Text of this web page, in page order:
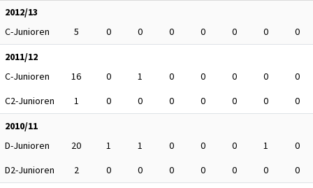
2012/13
C-Junioren
5 0 0 0 0 0 0
0
2011/12
C-Junioren
16 0 1 0 0 0 0
0
C2-Junioren
1 0 0 0 0 0 0
0
2010/11
D-Junioren
20 1 1 0 0 0 1
0
D2-Junioren
2 0 0 0 0 0 0
0